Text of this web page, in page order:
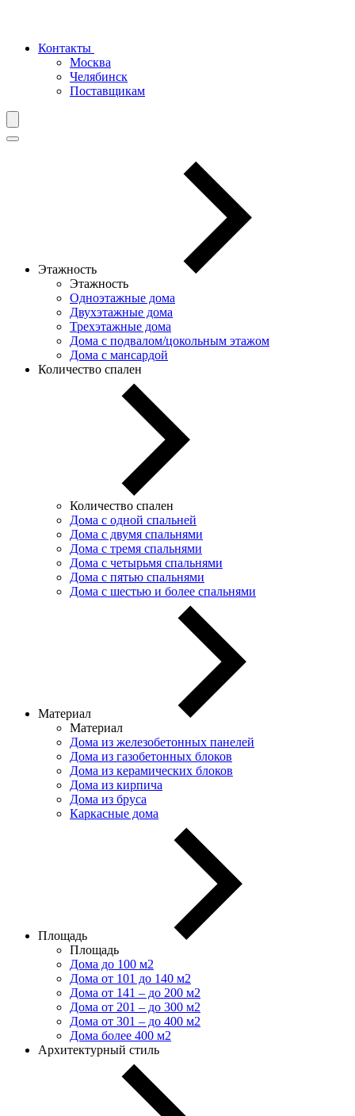
Контакты
Москва
Челябинск
Поставщикам
Этажность
Этажность
Одноэтажные дома
Двухэтажные дома
Трехэтажные дома
Дома с подвалом/цокольным этажом
Дома с мансардой
Количество спален
Количество спален
Дома с одной спальней
Дома с двумя спальнями
Дома с тремя спальнями
Дома с четырьмя спальнями
Дома с пятью спальнями
Дома с шестью и более спальнями
Материал
Материал
Дома из железобетонных панелей
Дома из газобетонных блоков
Дома из керамических блоков
Дома из кирпича
Дома из бруса
Каркасные дома
Площадь
Площадь
Дома до 100 м2
Дома от 101 до 140 м2
Дома от 141 – до 200 м2
Дома от 201 – до 300 м2
Дома от 301 – до 400 м2
Дома более 400 м2
Архитектурный стиль